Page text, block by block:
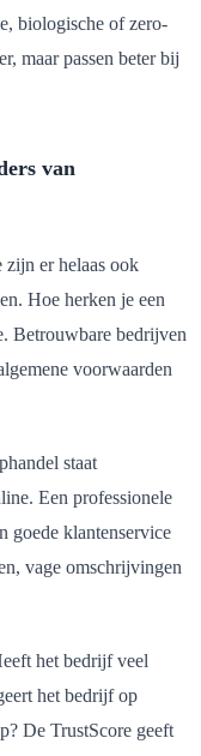
biologische of zero-
maar passen beter bij
van
zijn er helaas ook
Hoe herken je een
Betrouwbare bedrijven
voorwaarden
staat
Een professionele
goede klantenservice
vage omschrijvingen
het bedrijf veel
het bedrijf op
De TrustScore geeft